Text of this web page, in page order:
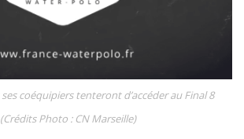
coéquipiers tenteront d’accéder au Final 8
(Crédits Photo : CN Marseille)